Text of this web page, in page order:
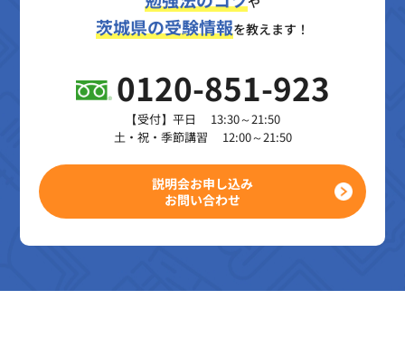
茨城県の受験情報を教えます！
0120-851-923
【受付】平日 13:30～21:50
土・祝・季節講習 12:00～21:50
説明会お申し込み
お問い合わせ